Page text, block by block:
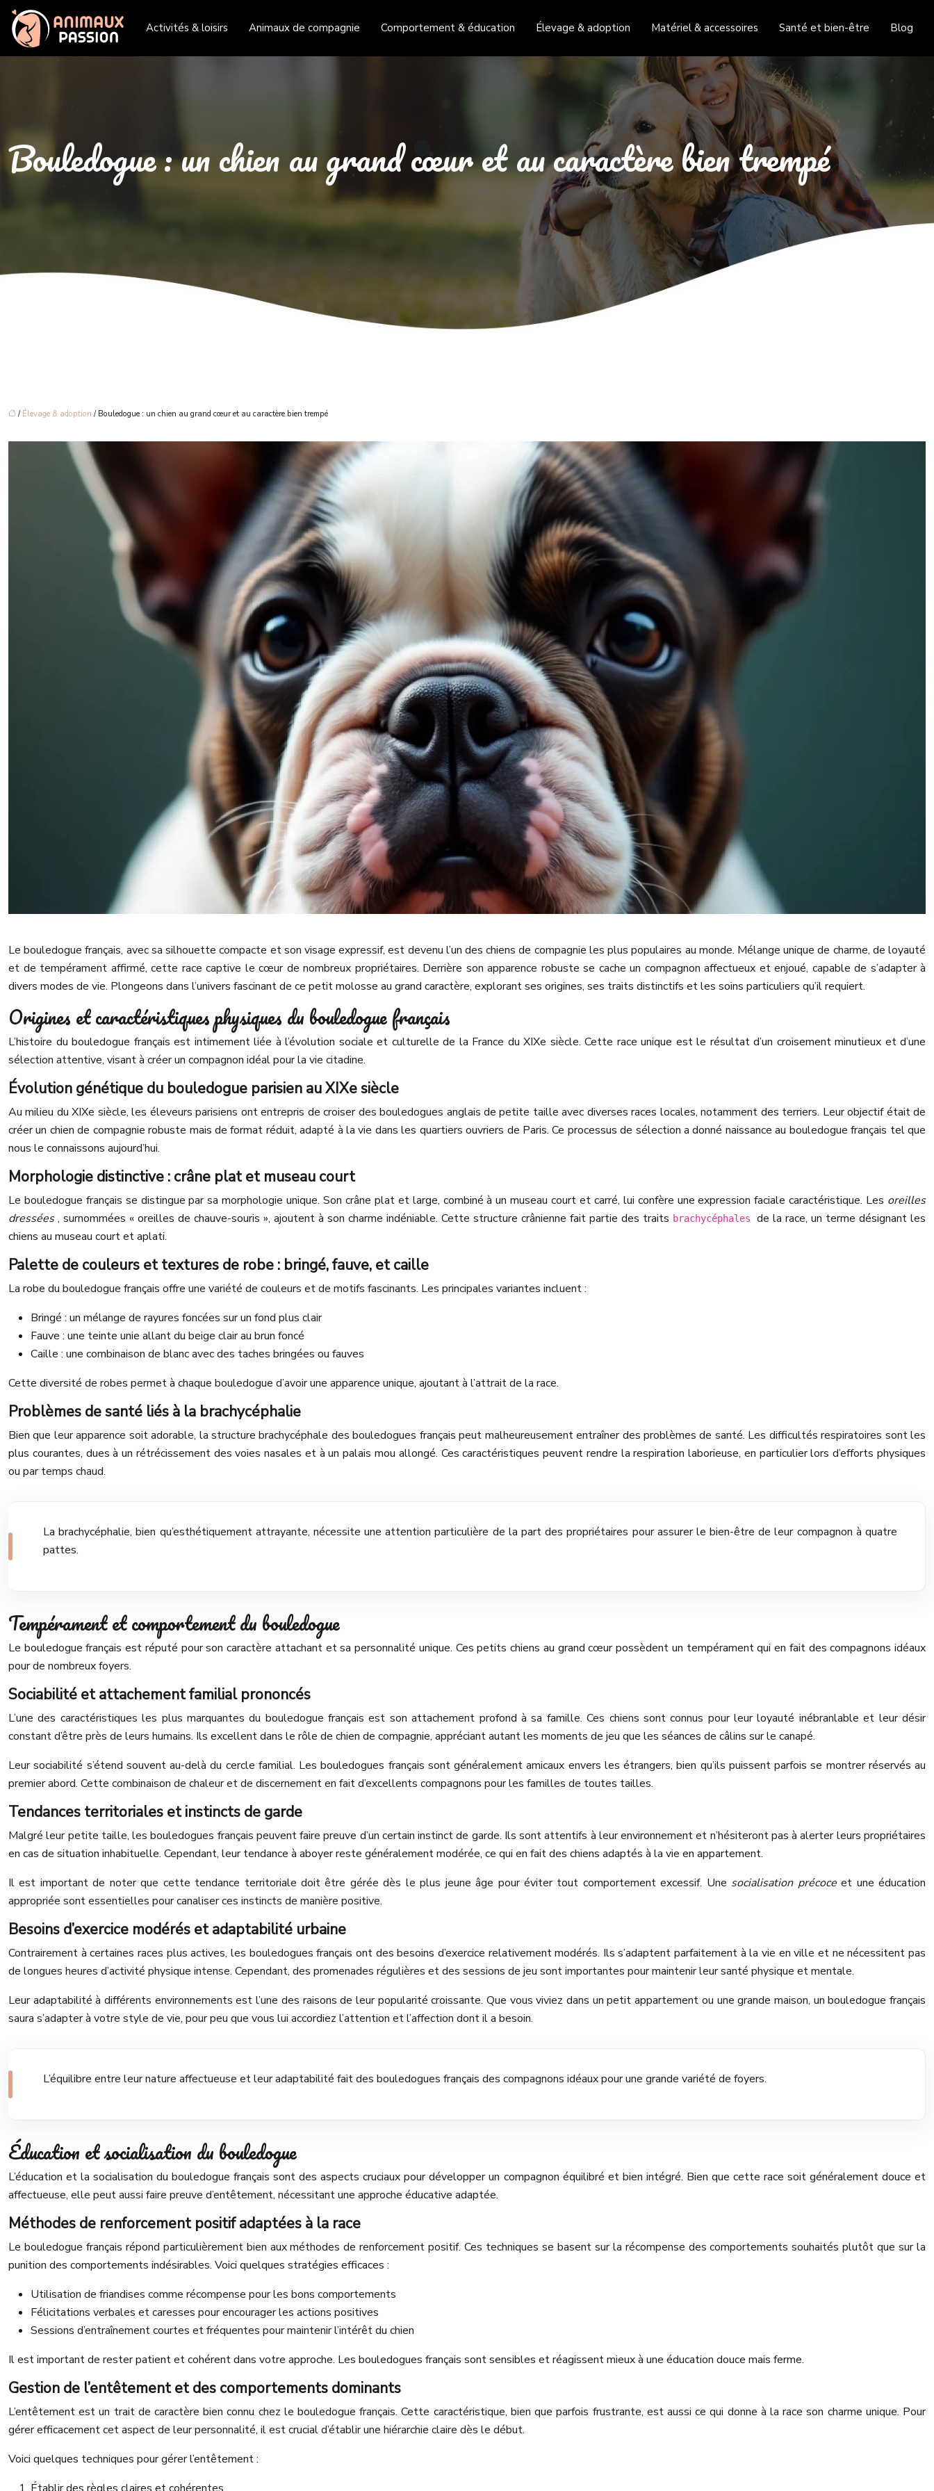
Activités & loisirs Animaux de compagnie Comportement & éducation Élevage & adoption Matériel & accessoires Santé et bien-être Blog
Bouledogue : un chien au grand cœur et au caractère bien trempé
/ Élevage & adoption / Bouledogue : un chien au grand cœur et au caractère bien trempé
Le bouledogue français, avec sa silhouette compacte et son visage expressif, est devenu l’un des chiens de compagnie les plus populaires au monde. Mélange unique de charme, de loyauté
et de tempérament affirmé, cette race captive le cœur de nombreux propriétaires. Derrière son apparence robuste se cache un compagnon affectueux et enjoué, capable de s’adapter à
divers modes de vie. Plongeons dans l’univers fascinant de ce petit molosse au grand caractère, explorant ses origines, ses traits distinctifs et les soins particuliers qu’il requiert.
Origines et caractéristiques physiques du bouledogue français
L’histoire du bouledogue français est intimement liée à l’évolution sociale et culturelle de la France du XIXe siècle. Cette race unique est le résultat d’un croisement minutieux et d’une
sélection attentive, visant à créer un compagnon idéal pour la vie citadine.
Évolution génétique du bouledogue parisien au XIXe siècle
Au milieu du XIXe siècle, les éleveurs parisiens ont entrepris de croiser des bouledogues anglais de petite taille avec diverses races locales, notamment des terriers. Leur objectif était de
créer un chien de compagnie robuste mais de format réduit, adapté à la vie dans les quartiers ouvriers de Paris. Ce processus de sélection a donné naissance au bouledogue français tel que
nous le connaissons aujourd’hui.
Morphologie distinctive : crâne plat et museau court
Le bouledogue français se distingue par sa morphologie unique. Son crâne plat et large, combiné à un museau court et carré, lui confère une expression faciale caractéristique. Les oreilles
dressées, surnommées « oreilles de chauve-souris », ajoutent à son charme indéniable. Cette structure crânienne fait partie des traits brachycéphales de la race, un terme désignant les
chiens au museau court et aplati.
Palette de couleurs et textures de robe : bringé, fauve, et caille
La robe du bouledogue français offre une variété de couleurs et de motifs fascinants. Les principales variantes incluent :
Bringé : un mélange de rayures foncées sur un fond plus clair
Fauve : une teinte unie allant du beige clair au brun foncé
Caille : une combinaison de blanc avec des taches bringées ou fauves
Cette diversité de robes permet à chaque bouledogue d’avoir une apparence unique, ajoutant à l’attrait de la race.
Problèmes de santé liés à la brachycéphalie
Bien que leur apparence soit adorable, la structure brachycéphale des bouledogues français peut malheureusement entraîner des problèmes de santé. Les difficultés respiratoires sont les
plus courantes, dues à un rétrécissement des voies nasales et à un palais mou allongé. Ces caractéristiques peuvent rendre la respiration laborieuse, en particulier lors d’efforts physiques
ou par temps chaud.
La brachycéphalie, bien qu’esthétiquement attrayante, nécessite une attention particulière de la part des propriétaires pour assurer le bien-être de leur compagnon à quatre
pattes.
Tempérament et comportement du bouledogue
Le bouledogue français est réputé pour son caractère attachant et sa personnalité unique. Ces petits chiens au grand cœur possèdent un tempérament qui en fait des compagnons idéaux
pour de nombreux foyers.
Sociabilité et attachement familial prononcés
L’une des caractéristiques les plus marquantes du bouledogue français est son attachement profond à sa famille. Ces chiens sont connus pour leur loyauté inébranlable et leur désir
constant d’être près de leurs humains. Ils excellent dans le rôle de chien de compagnie, appréciant autant les moments de jeu que les séances de câlins sur le canapé.
Leur sociabilité s’étend souvent au-delà du cercle familial. Les bouledogues français sont généralement amicaux envers les étrangers, bien qu’ils puissent parfois se montrer réservés au
premier abord. Cette combinaison de chaleur et de discernement en fait d’excellents compagnons pour les familles de toutes tailles.
Tendances territoriales et instincts de garde
Malgré leur petite taille, les bouledogues français peuvent faire preuve d’un certain instinct de garde. Ils sont attentifs à leur environnement et n’hésiteront pas à alerter leurs propriétaires
en cas de situation inhabituelle. Cependant, leur tendance à aboyer reste généralement modérée, ce qui en fait des chiens adaptés à la vie en appartement.
Il est important de noter que cette tendance territoriale doit être gérée dès le plus jeune âge pour éviter tout comportement excessif. Une socialisation précoceet une éducation
appropriée sont essentielles pour canaliser ces instincts de manière positive.
Besoins d’exercice modérés et adaptabilité urbaine
Contrairement à certaines races plus actives, les bouledogues français ont des besoins d’exercice relativement modérés. Ils s’adaptent parfaitement à la vie en ville et ne nécessitent pas
de longues heures d’activité physique intense. Cependant, des promenades régulières et des sessions de jeu sont importantes pour maintenir leur santé physique et mentale.
Leur adaptabilité à différents environnements est l’une des raisons de leur popularité croissante. Que vous viviez dans un petit appartement ou une grande maison, un bouledogue français
saura s’adapter à votre style de vie, pour peu que vous lui accordiez l’attention et l’affection dont il a besoin.
L’équilibre entre leur nature affectueuse et leur adaptabilité fait des bouledogues français des compagnons idéaux pour une grande variété de foyers.
Éducation et socialisation du bouledogue
L’éducation et la socialisation du bouledogue français sont des aspects cruciaux pour développer un compagnon équilibré et bien intégré. Bien que cette race soit généralement douce et
affectueuse, elle peut aussi faire preuve d’entêtement, nécessitant une approche éducative adaptée.
Méthodes de renforcement positif adaptées à la race
Le bouledogue français répond particulièrement bien aux méthodes de renforcement positif. Ces techniques se basent sur la récompense des comportements souhaités plutôt que sur la
punition des comportements indésirables. Voici quelques stratégies efficaces :
Utilisation de friandises comme récompense pour les bons comportements
Félicitations verbales et caresses pour encourager les actions positives
Sessions d’entraînement courtes et fréquentes pour maintenir l’intérêt du chien
Il est important de rester patient et cohérent dans votre approche. Les bouledogues français sont sensibles et réagissent mieux à une éducation douce mais ferme.
Gestion de l’entêtement et des comportements dominants
L’entêtement est un trait de caractère bien connu chez le bouledogue français. Cette caractéristique, bien que parfois frustrante, est aussi ce qui donne à la race son charme unique. Pour
gérer efficacement cet aspect de leur personnalité, il est crucial d’établir une hiérarchie claire dès le début.
Voici quelques techniques pour gérer l’entêtement :